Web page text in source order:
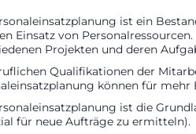
ist ein
Einsatz von
Projekten und deren
Qualifikationen der
können für mehr
ist die
für neue Aufträge zu ermitteln).